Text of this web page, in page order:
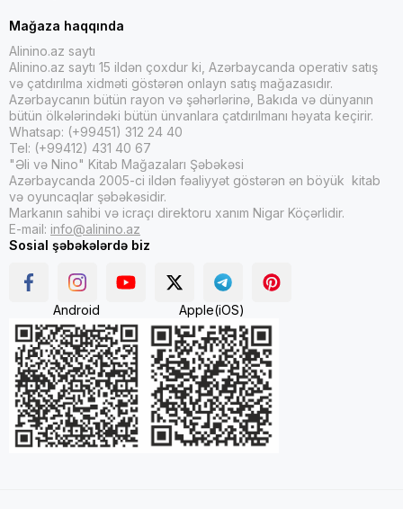
Mağaza haqqında
Alinino.az saytı
Alinino.az saytı 15 ildən çoxdur ki, Azərbaycanda operativ satış
və çatdırılma xidməti göstərən onlayn satış mağazasıdır.
Azərbaycanın bütün rayon və şəhərlərinə, Bakıda və dünyanın
bütün ölkələrindəki bütün ünvanlara çatdırılmanı həyata keçirir.
Whatsap: (+99451) 312 24 40
Tel: (+99412) 431 40 67
"Əli və Nino" Kitab Mağazaları Şəbəkəsi
Azərbaycanda 2005-ci ildən fəaliyyət göstərən ən böyük kitab
və oyuncaqlar şəbəkəsidir.
Markanın sahibi və icraçı direktoru xanım Nigar Köçərlidir.
E-mail: info@alinino.az
Sosial şəbəkələrdə biz
Android Apple(iOS)